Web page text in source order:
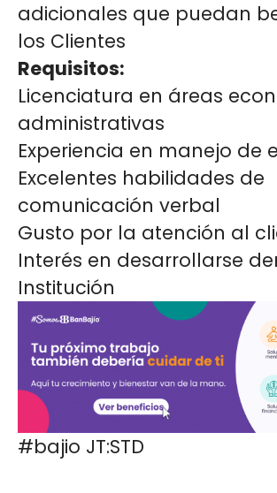
adicionales que puedan
los Clientes
Requisitos:
Licenciatura en áreas
administrativas
Experiencia en manejo de
Excelentes habilidades de
comunicación verbal
Gusto por la atención al
Interés en desarrollarse
Institución
#bajio JT:STD